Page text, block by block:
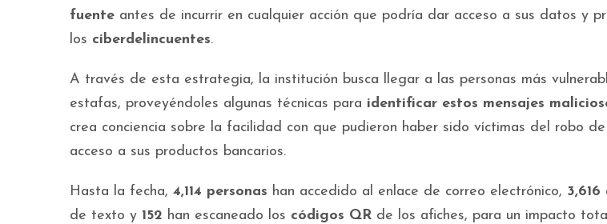
fuente antes de incurrir en cualquier acción que podría dar acceso a sus datos y
los ciberdelincuentes.
A través de esta estrategia, la institución busca llegar a las personas más
estafas, proveyéndoles algunas técnicas para identificar estos mensajes
crea conciencia sobre la facilidad con que pudieron haber sido víctimas del robo
acceso a sus productos bancarios.
Hasta la fecha, 4,114 personas han accedido al enlace de correo electrónico, 3,616
de texto y 152 han escaneado los códigos QR de los afiches, para un impacto